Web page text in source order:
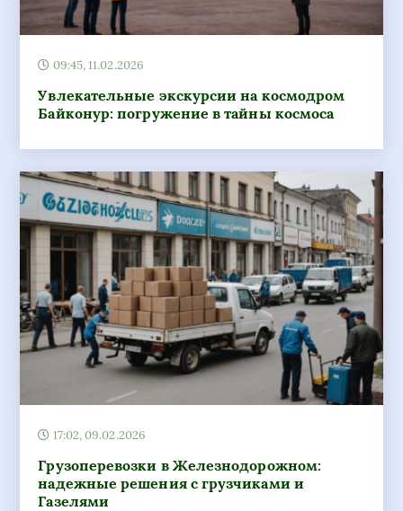
09:45, 11.02.2026
Увлекательные экскурсии на космодром
Байконур: погружение в тайны космоса
17:02, 09.02.2026
Грузоперевозки в Железнодорожном:
надежные решения с грузчиками и
Газелями